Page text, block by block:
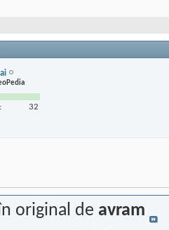
32
original de avram